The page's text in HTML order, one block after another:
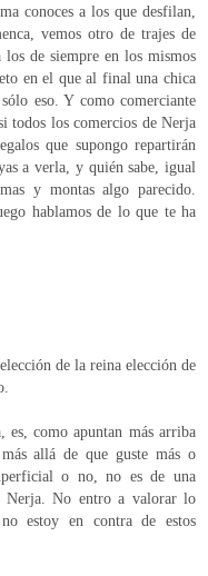
conoces a los que desfilan,
vemos otro de trajes de
los de siempre en los mismos
en el que al final una chica
eso. Y como comerciante
todos los comercios de Nerja
que supongo repartirán
a verla, y quién sabe, igual
y montas algo parecido.
hablamos de lo que te ha
de la reina elección de
es, como apuntan más arriba
allá de que guste más o
o no, no es de una
Nerja. No entro a valorar lo
estoy en contra de estos